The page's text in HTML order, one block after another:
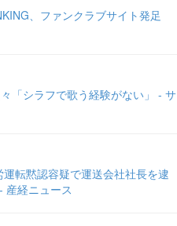
、ファンクラブサイト発足
「シラフで歌う経験がない」 - サ
転黙認容疑で運送会社社長を逮
産経ニュース